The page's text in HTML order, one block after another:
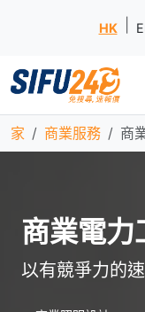
HK
家 商業服務 商
商業電力
以有競爭力的